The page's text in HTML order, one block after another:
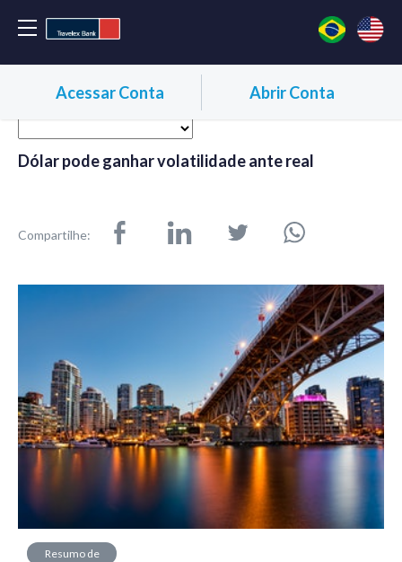
Acessar Conta Abrir Conta
Dólar pode ganhar volatilidade ante real
Compartilhe:
Resumo de